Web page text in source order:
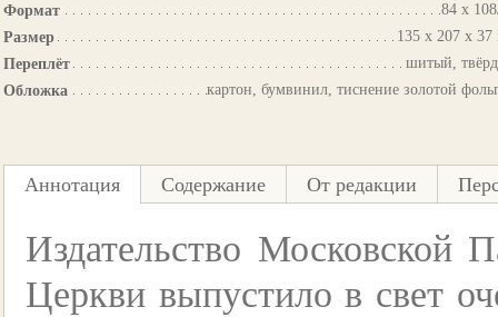
Формат
84 х
Размер
135 х 207 х
Переплёт
шитый,
Обложка
картон, бумвинил, тиснение золотой
Аннотация Содержание От редакции
Издательство Московской
Церкви выпустило в свет